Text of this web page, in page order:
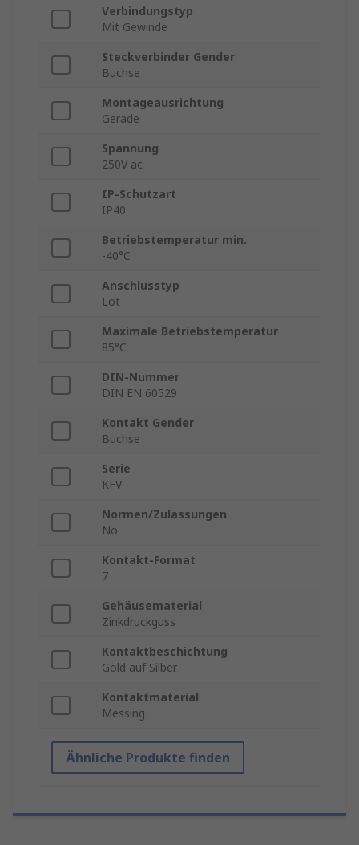
Verbindungstyp
Mit Gewinde
Steckverbinder Gender
Buchse
Montageausrichtung
Gerade
Spannung
250V ac
IP-Schutzart
IP40
Betriebstemperatur min.
-40°C
Anschlusstyp
Lot
Maximale Betriebstemperatur
85°C
DIN-Nummer
DIN EN 60529
Kontakt Gender
Buchse
Serie
KFV
Normen/Zulassungen
No
Kontakt-Format
7
Gehäusematerial
Zinkdruckguss
Kontaktbeschichtung
Gold auf Silber
Kontaktmaterial
Messing
Ähnliche Produkte finden